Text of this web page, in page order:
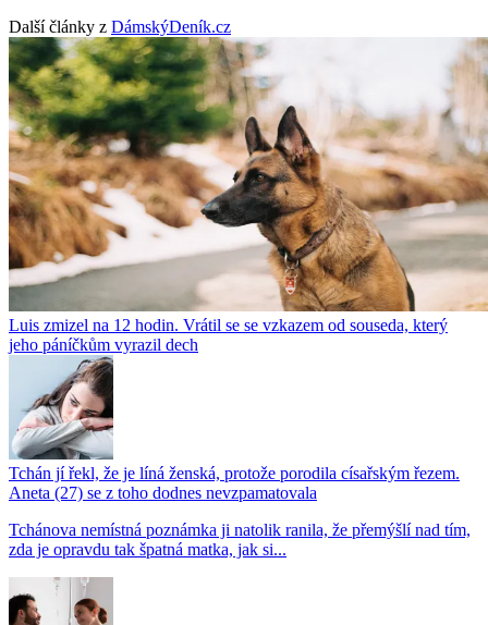
Další články z DámskýDeník.cz
Luis zmizel na 12 hodin. Vrátil se se vzkazem od souseda, který
jeho páníčkům vyrazil dech
Tchán jí řekl, že je líná ženská, protože porodila císařským řezem.
Aneta (27) se z toho dodnes nevzpamatovala
Tchánova nemístná poznámka ji natolik ranila, že přemýšlí nad tím,
zda je opravdu tak špatná matka, jak si...